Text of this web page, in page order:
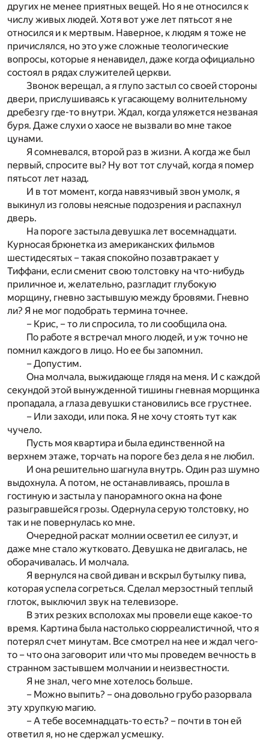
других не менее приятных вещей. Но я не относился к
числу живых людей. Хотя вот уже лет пятьсот я не
относился и к мертвым. Наверное, к людям я тоже не
причислялся, но это уже сложные теологические
вопросы, которые я ненавидел, даже когда официально
состоял в рядах служителей церкви.
Звонок верещал, а я глупо застыл со своей стороны
двери, прислушиваясь к угасающему волнительному
дребезгу где-то внутри. Ждал, когда уляжется незваная
буря. Даже слухи о хаосе не вызвали во мне такое
цунами.
Я сомневался, второй раз в жизни. А когда же был
первый, спросите вы? Ну вот тот случай, когда я помер
пятьсот лет назад.
И в тот момент, когда навязчивый звон умолк, я
выкинул из головы неясные подозрения и распахнул
дверь.
На пороге застыла девушка лет восемнадцати.
Курносая брюнетка из американских фильмов
шестидесятых – такая спокойно позавтракает у
Тиффани, если сменит свою толстовку на что-нибудь
приличное и, желательно, разгладит глубокую
морщину, гневно застывшую между бровями. Гневно
ли? Я не мог подобрать термина точнее.
– Крис, – то ли спросила, то ли сообщила она.
По работе я встречал много людей, и уж точно не
помнил каждого в лицо. Но ее бы запомнил.
– Допустим.
Она молчала, выжидающе глядя на меня. И с каждой
секундой этой вынужденной тишины гневная морщинка
пропадала, а глаза девушки становились все грустнее.
– Или заходи, или пока. Я не хочу стоять тут как
чучело.
Пусть моя квартира и была единственной на
верхнем этаже, торчать на пороге без дела я не любил.
И она решительно шагнула внутрь. Один раз шумно
выдохнула. А потом, не останавливаясь, прошла в
гостиную и застыла у панорамного окна на фоне
разыгравшейся грозы. Одернула серую толстовку, но
так и не повернулась ко мне.
Очередной раскат молнии осветил ее силуэт, и
даже мне стало жутковато. Девушка не двигалась, не
оборачивалась. И молчала.
Я вернулся на свой диван и вскрыл бутылку пива,
которая успела согреться. Сделал мерзостный теплый
глоток, выключил звук на телевизоре.
В этих резких всполохах мы провели еще какое-то
время. Картина была настолько сюрреалистичной, что я
потерял счет минутам. Все смотрел на нее и ждал чего-
то – что она заговорит или что мы проведем вечность в
странном застывшем молчании и неизвестности.
Я не знал, чего мне хотелось больше.
– Можно выпить? – она довольно грубо разорвала
эту хрупкую магию.
– А тебе восемнадцать-то есть? – почти в тон ей
ответил я, но не сдержал усмешку.